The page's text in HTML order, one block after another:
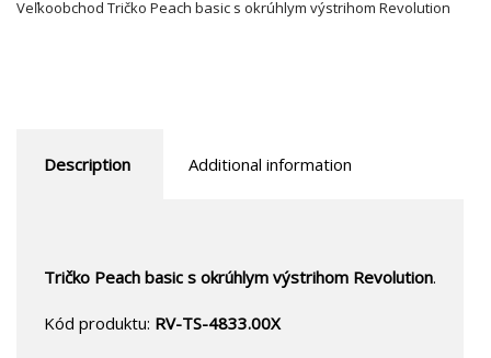
Veľkoobchod Tričko Peach basic s okrúhlym výstrihom Revolution
Description Additional information
Tričko Peach basic s okrúhlym výstrihom Revolution.
Kód produktu: RV-TS-4833.00X